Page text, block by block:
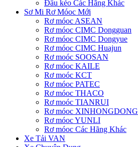
Đầu kéo Các Hãng Khác
Sơ Mi Rơ Móoc Mới
Rơ móoc ASEAN
Rơ móoc CIMC Dongguan
Rơ móoc CIMC Dongyue
Rơ móoc CIMC Huajun
Rơ moóc SOOSAN
Rơ móoc KAILE
Rơ moóc KCT
Rơ móoc PATEC
Rơ móoc THACO
Rơ moóc TIANRUI
Rơ móoc XINHONGDONG
Rơ móoc YUNLI
Rơ móoc Các Hãng Khác
Xe Tải VAN